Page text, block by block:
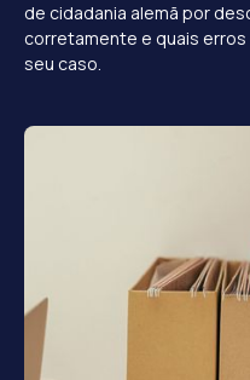
de cidadania alemã por
corretamente e quais
seu caso.